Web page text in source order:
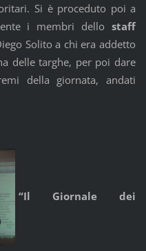
Si è proceduto poi a
i membri dellostaff
Solito a chi era addetto
delle targhe, per poi dare
della giornata, andati
“Il Giornale dei